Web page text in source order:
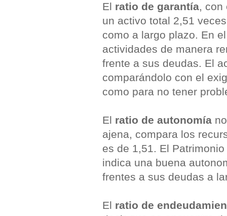
El ratio de garantía, con
un activo total 2,51
como a largo plazo. En
actividades de manera
frente a sus deudas. El
comparándolo con el
como para no tener
El ratio de autonomía
ajena, compara los
es de 1,51. El
indica una buena
frentes a sus deudas a
El ratio de